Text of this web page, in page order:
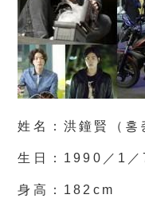
姓名：洪鐘賢（홍
生日：1990／1／
身高：182cm